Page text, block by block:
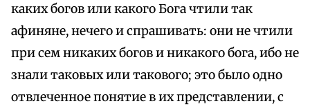
каких богов или какого Бога чтили так
афиняне, нечего и спрашивать: они не чтили
при сем никаких богов и никакого бога, ибо не
знали таковых или такового; это было одно
отвлеченное понятие в их представлении, с